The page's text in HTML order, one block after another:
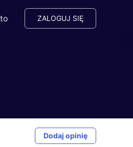
ZALOGUJ SIĘ
Dodaj opinię